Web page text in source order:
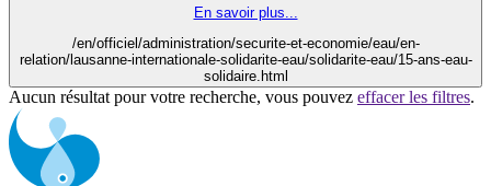
En savoir plus...
/en/officiel/administration/securite-et-economie/eau/en-
relation/lausanne-internationale-solidarite-eau/solidarite-eau/15-ans-eau-
solidaire.html
Aucun résultat pour votre recherche, vous pouvez effacer les filtres.